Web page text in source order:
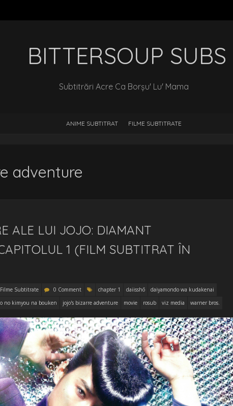
‎ BITTERSOUP SUBS
Subtitrări Acre Ca Borșu' Lu' Mama
ANIME SUBTITRAT FILME SUBTITRATE
adventure
ALE LUI JOJO: DIAMANT
1 (FILM SUBTITRAT ÎN
Filme Subtitrate 0 Comment chapter 1 daiisshō
daiyamondo wa kudakenai
no kimyou na bouken jojo's bizarre adventure movie rosub viz media warner bros.